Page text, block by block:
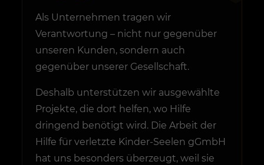
Als Unternehmen tragen wir
Verantwortung – nicht nur gegenüber
unseren Kunden, sondern auch
gegenüber unserer Gesellschaft.
Deshalb unterstützen wir ausgewählte
Projekte, die dort helfen, wo Hilfe
dringend benötigt wird. Die Arbeit der
Hilfe für verletzte Kinder-Seelen gGmbH
hat uns besonders überzeugt, weil sie